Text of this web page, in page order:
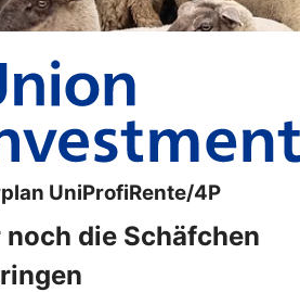
UniProfiRente/4P
die Schäfchen